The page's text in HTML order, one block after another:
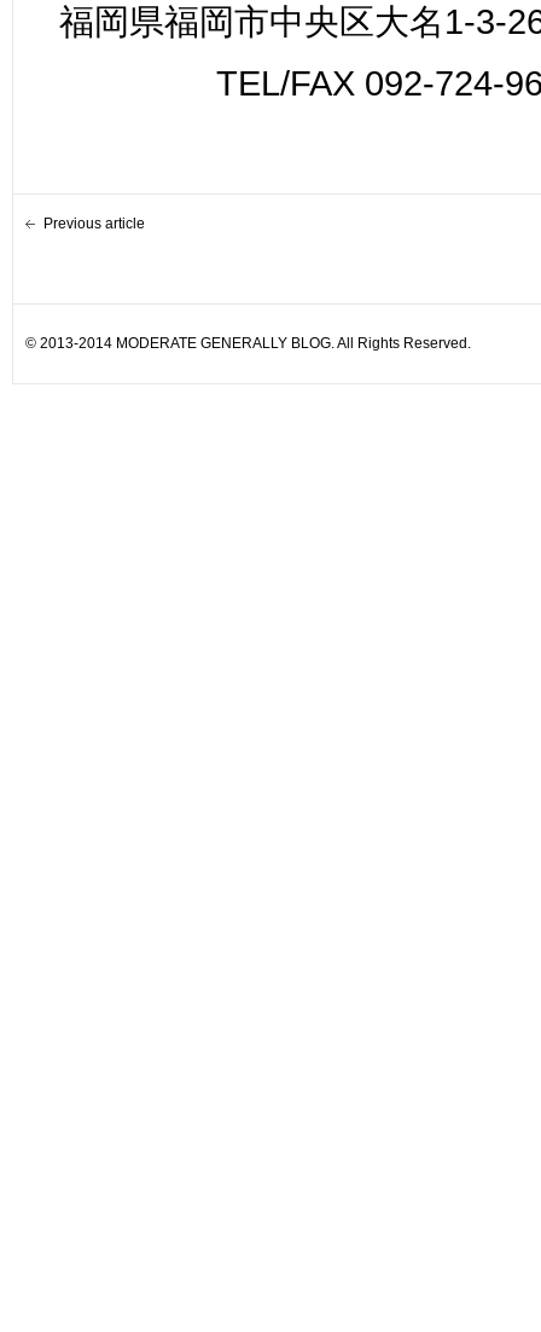
福岡県福岡市中央区大名1-3-
TEL/FAX 092-724-
Previous article
© 2013-2014 MODERATE GENERALLY BLOG. All Rights Reserved.